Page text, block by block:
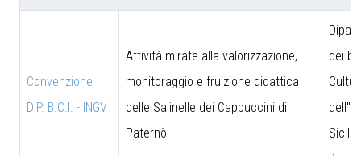
Convenzione
DIP. B.C.I. - INGV
Attività mirate alla valorizzazione,
monitoraggio e fruizione didattica
delle Salinelle dei Cappuccini di
Paternò
dei